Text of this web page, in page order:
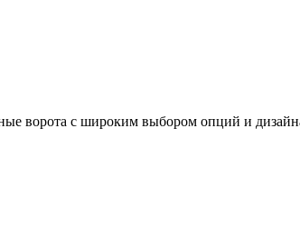
ворота с широким выбором опций и